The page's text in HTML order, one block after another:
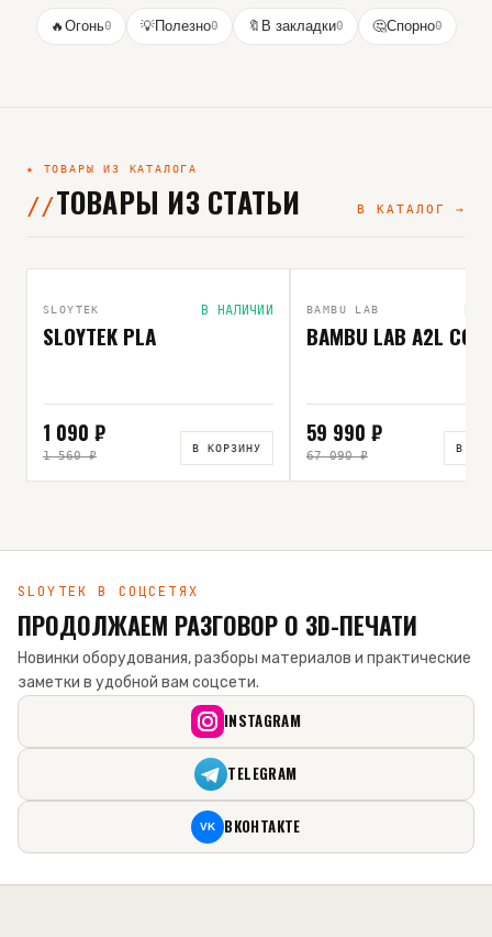
🔥Огонь0 💡Полезно0 🔖 В закладки0 🤔Спорно0
★ ТОВАРЫ ИЗ КАТАЛОГА
ТОВАРЫ ИЗ СТАТЬИ В КАТАЛОГ →
SLOYTEK В НАЛИЧИИ
SLOYTEK PLA
1 090 ₽
1 560 ₽
В КОРЗИНУ
BAMBU LAB В
BAMBU LAB A2L
59 990 ₽
67 090 ₽
В
SLOYTEK В СОЦСЕТЯХ
ПРОДОЛЖАЕМ РАЗГОВОР О 3D-ПЕЧАТИ
Новинки оборудования, разборы материалов и практические
заметки в удобной вам соцсети.
INSTAGRAM
TELEGRAM
VK ВКОНТАКТЕ